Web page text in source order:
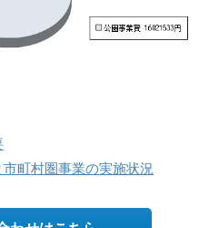
町村圏事業の実施状況